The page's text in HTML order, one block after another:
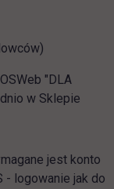
"DLA
w nowej karcie
w Sklepie
otwiera się w
jest konto
- logowanie jak do